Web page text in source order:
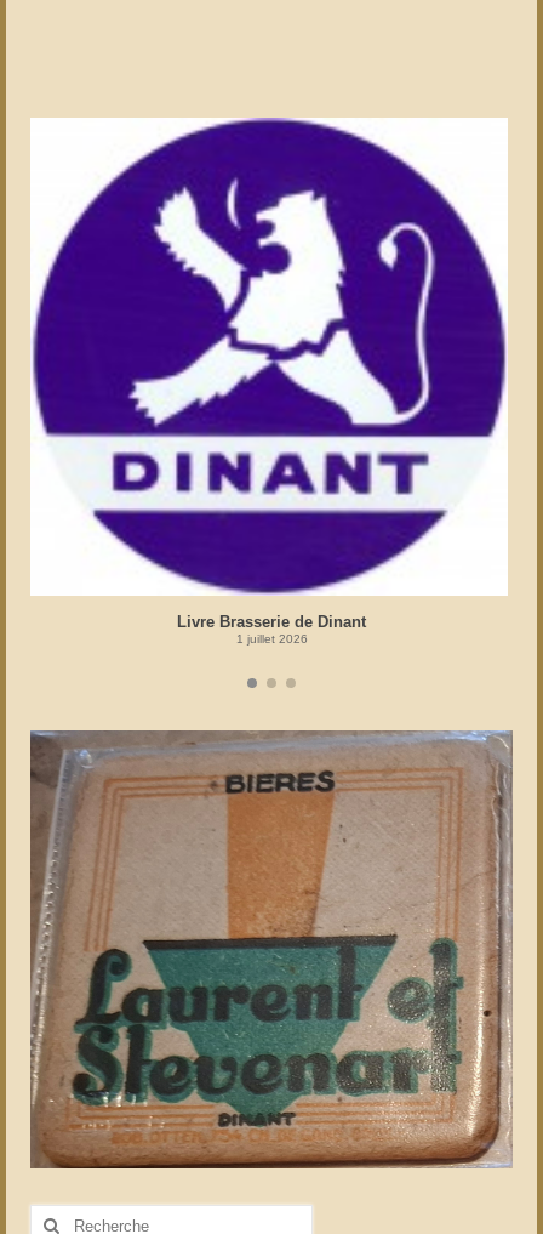
Livre Brasserie de Dinant
1 juillet 2026
Rechercher